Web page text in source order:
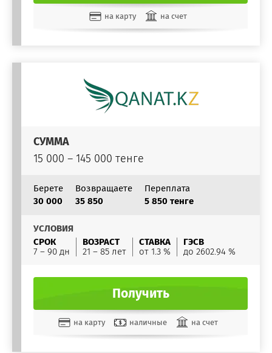
на карту на счет
СУММА
15 000 – 145 000 тенге
Берете
30 000
Возвращаете
35 850
Переплата
5 850 тенге
УСЛОВИЯ
СРОК
7 – 90 дн
ВОЗРАСТ
21 – 85 лет
СТАВКА
от 1.3 %
ГЭСВ
до 2602.94 %
Получить
на карту наличные на счет